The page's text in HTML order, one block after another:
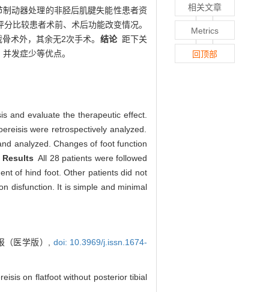
动器处理的非胫后肌腱失能性患者资
比较患者术前、术后功能改变情况。
术外，其余无2次手术。 结论距下关
发症少等优点。
and evaluate the therapeutic effect.
were retrospectively analyzed.
analyzed. Changes of foot function
Results All 28 patients were followed
of hind foot. Other patients did not
disfunction. It is simple and minimal
（医学版）, doi: 10.3969/j.issn.1674-
on flatfoot without posterior tibial
相关文章
Metrics
回顶部